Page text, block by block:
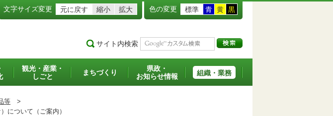
文字サイズ変更 元に戻す 縮小 拡大 色の変更 標準 青 黄 黒
サイト内検索
観光・産業・
しごと
まちづくり
県政・
お知らせ情報
組織・業務
等 >
について（ご案内）